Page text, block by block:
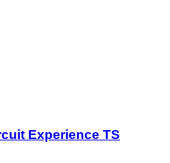
Experience TS